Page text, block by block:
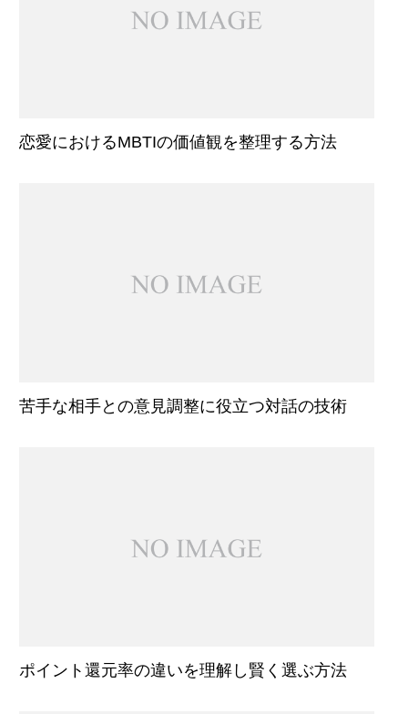
恋愛におけるMBTIの価値観を整理する方法
苦手な相手との意見調整に役立つ対話の技術
ポイント還元率の違いを理解し賢く選ぶ方法